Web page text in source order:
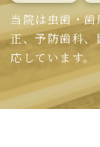
当院は虫歯・
正、予防歯科
応しています。